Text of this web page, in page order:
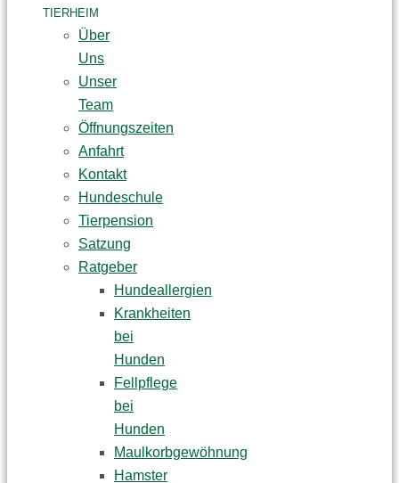
TIERHEIM
Über
Uns
Unser
Team
Öffnungszeiten
Anfahrt
Kontakt
Hundeschule
Tierpension
Satzung
Ratgeber
Hundeallergien
Krankheiten
bei
Hunden
Fellpflege
bei
Hunden
Maulkorbgewöhnung
Hamster